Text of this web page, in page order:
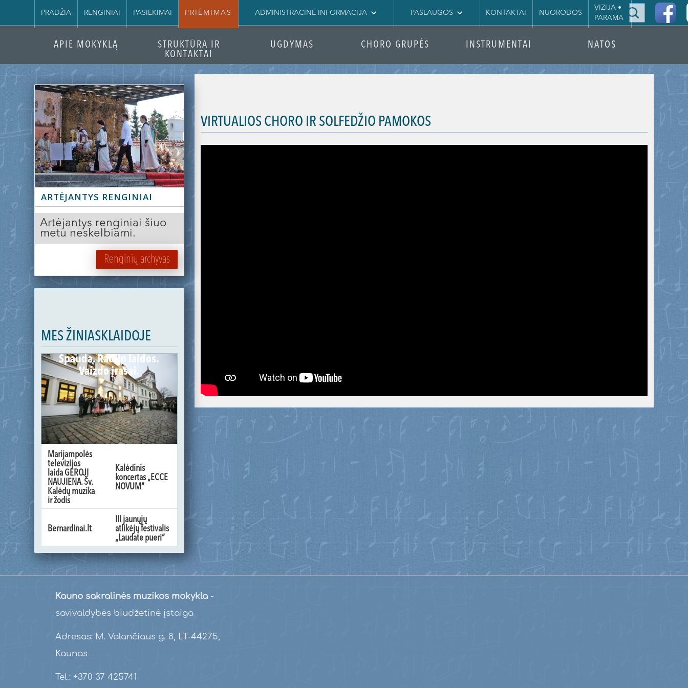
PRADŽIA RENGINIAI PASIEKIMAI PRIĖMIMAS ADMINISTRACINĖ INFORMACIJA PASLAUGOS KONTAKTAI NUORODOS
VIZIJA •
PARAMA
|
APIE MOKYKLĄ
STRUKTŪRA IR
KONTAKTAI
UGDYMAS CHORO GRUPĖS INSTRUMENTAI NATOS
Slide 2 of 3.
ARTĖJANTYS RENGINIAI
Artėjantys renginiai šiuo
metu neskelbiami.
Renginių archyvas
MES ŽINIASKLAIDOJE
Spauda. Radijo laidos.
Vaizdo įrašai.
Marijampolės
televizijos
laida GEROJI
NAUJIENA. Šv.
Kalėdų muzika
ir žodis
Kalėdinis
koncertas „ECCE
NOVUM“
Bernardinai.lt
III jaunųjų
atlikėjų festivalis
„Laudate pueri“
VIRTUALIOS CHORO IR SOLFEDŽIO PAMOKOS
Kauno sakralinės muzikos mokykla-
savivaldybės biudžetinė įstaiga
Adresas: M. Valančiaus g. 8, LT-44275,
Kaunas
Tel.: +370 37 425741